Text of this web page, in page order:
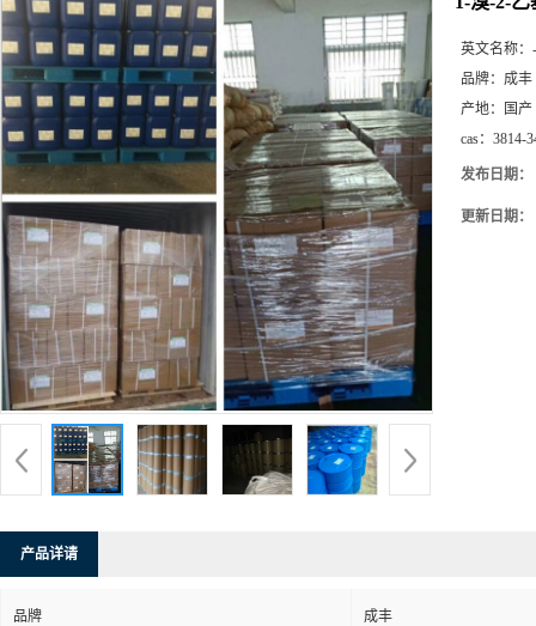
英文名称： -
品牌： 成丰
产地：
国产
cas： 3814-
发布日期：
更新日期：
产品详请
品牌 成丰